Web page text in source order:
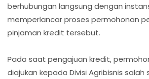
berhubungan langsung dengan
memperlancar proses permohonan
pinjaman kredit tersebut.
Pada saat pengajuan kredit,
diajukan kepada Divisi Agribisnis